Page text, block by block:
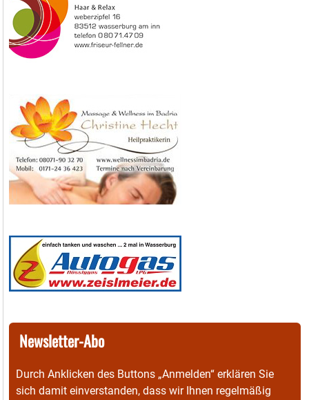
Newsletter-Abo
Durch Anklicken des Buttons „Anmelden“ erklären Sie
sich damit einverstanden, dass wir Ihnen regelmäßig